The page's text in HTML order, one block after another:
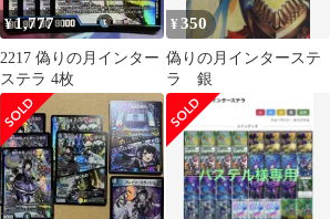
¥1,777
2217 偽りの月インター
ステラ 4枚
¥350
偽りの月インターステ
ラ 銀